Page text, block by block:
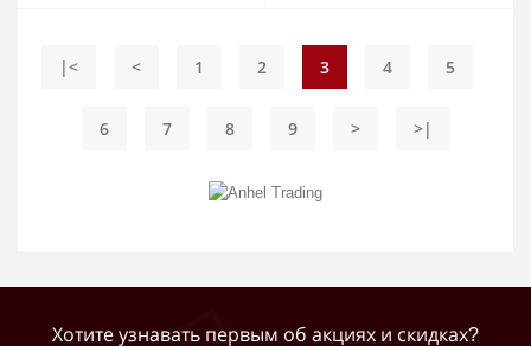
|< < 1 2 3 4 5
6 7 8 9 > >|
Хотите узнавать первым об акциях и скидках?